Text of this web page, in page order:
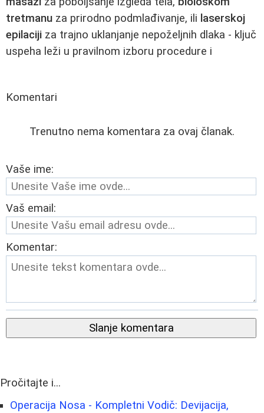
tretmanu za prirodno podmlađivanje, ili laserskoj
epilaciji za trajno uklanjanje nepoželjnih dlaka - ključ
uspeha leži u pravilnom izboru procedure i
Komentari
Trenutno nema komentara za ovaj članak.
Vaše ime:
Vaš email:
Komentar:
Slanje komentara
Pročitajte i...
Operacija Nosa - Kompletni Vodič: Devijacija,